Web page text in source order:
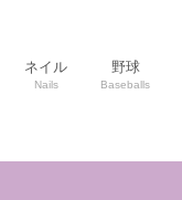
ネイル
Nails
野球
Baseballs